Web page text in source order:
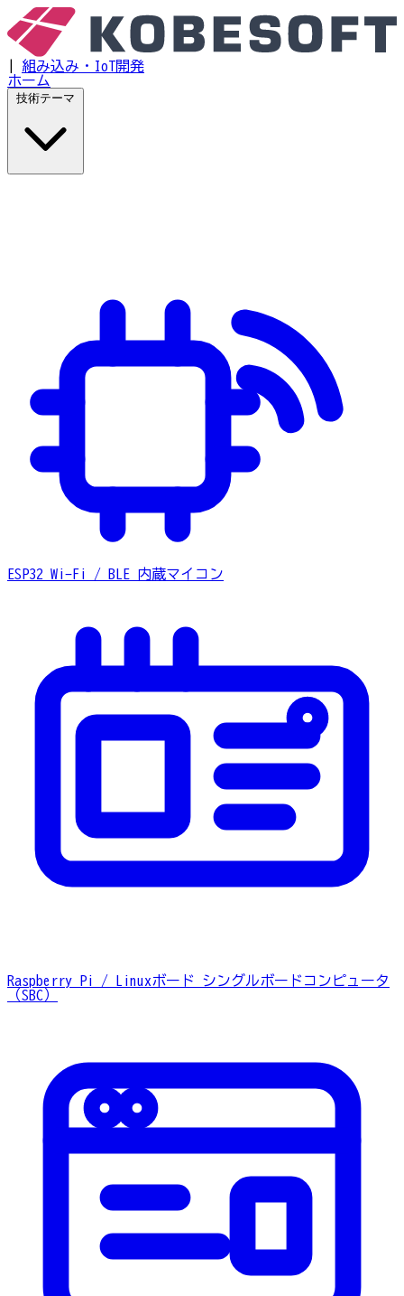
組み込み・IoT開発
ホーム
ESP32 Wi-Fi / BLE 内蔵マイコン
Raspberry Pi / Linuxボード
シングルボードコンピュータ
（SBC）